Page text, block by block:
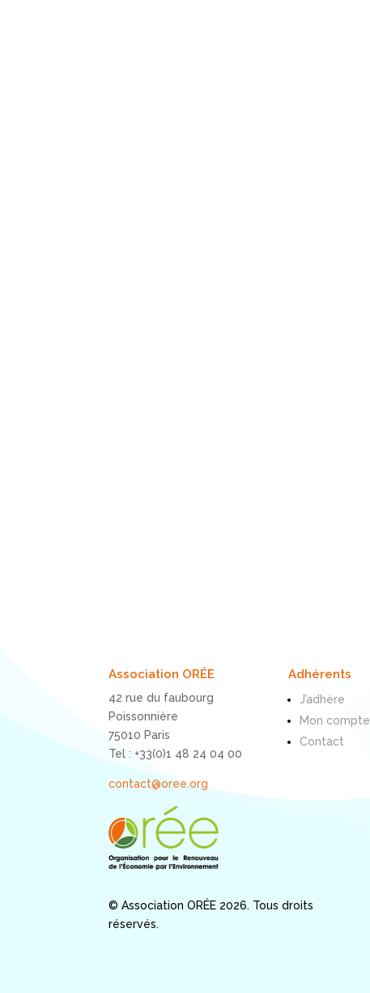
Association ORÉE
42 rue du faubourg
Poissonnière
75010 Paris
Tel : +33(0)1 48 24 04 00
contact@oree.org
Adhérents
J’adhère
Mon compte
Contact
© Association ORÉE 2026. Tous droits
réservés.